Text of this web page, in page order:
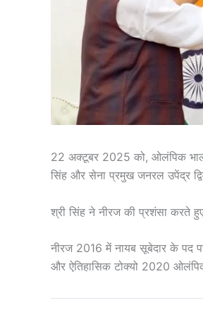
22 अक्टूबर 2025 को, ओलंपिक भाला
सिंह और सेना प्रमुख जनरल उपेंद्र
श्री सिंह ने नीरज की प्रशंसा करते
नीरज 2016 में नायब सूबेदार के पद
और ऐतिहासिक टोक्यो 2020